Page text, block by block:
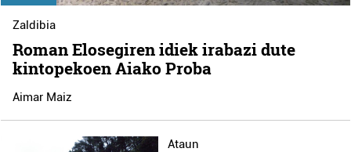
Zaldibia
Roman Elosegiren idiek irabazi dute
kintopekoen Aiako Proba
Aimar Maiz
Ataun